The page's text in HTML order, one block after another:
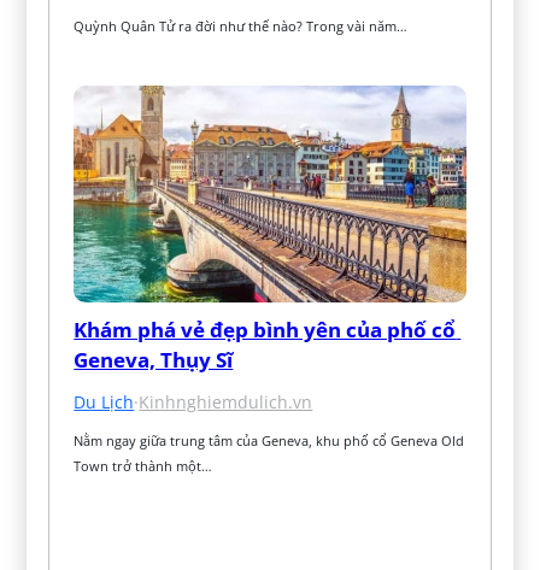
Quỳnh Quân Tử ra đời như thế nào? Trong vài năm…
Khám phá vẻ đẹp bình yên của phố cổ
Geneva, Thụy Sĩ
Du Lịch·Kinhnghiemdulich.vn
Nằm ngay giữa trung tâm của Geneva, khu phố cổ Geneva Old
Town trở thành một…